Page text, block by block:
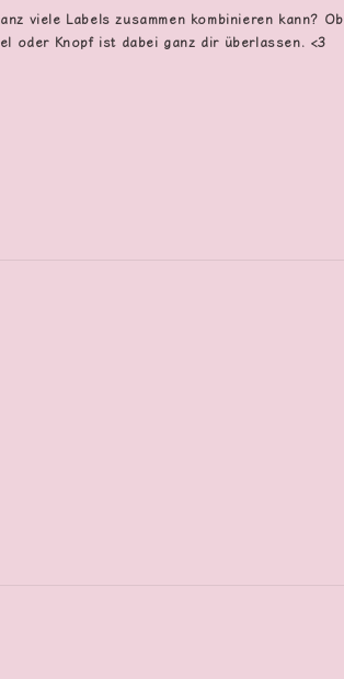
viele Labels zusammen kombinieren kann? Ob
oder Knopf ist dabei ganz dir überlassen. <3